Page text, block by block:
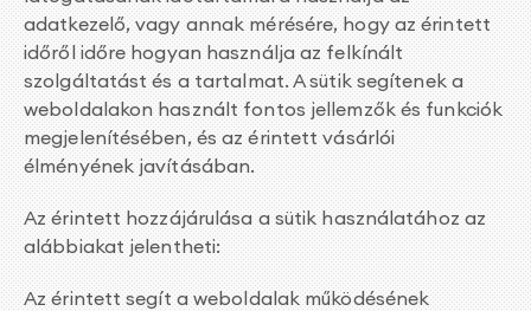
adatkezelő, vagy annak mérésére, hogy az érintett
időről időre hogyan használja az felkínált
szolgáltatást és a tartalmat. A sütik segítenek a
weboldalakon használt fontos jellemzők és funkciók
megjelenítésében, és az érintett vásárlói
élményének javításában.
Az érintett hozzájárulása a sütik használatához az
alábbiakat jelentheti:
Az érintett segít a weboldalak működésének